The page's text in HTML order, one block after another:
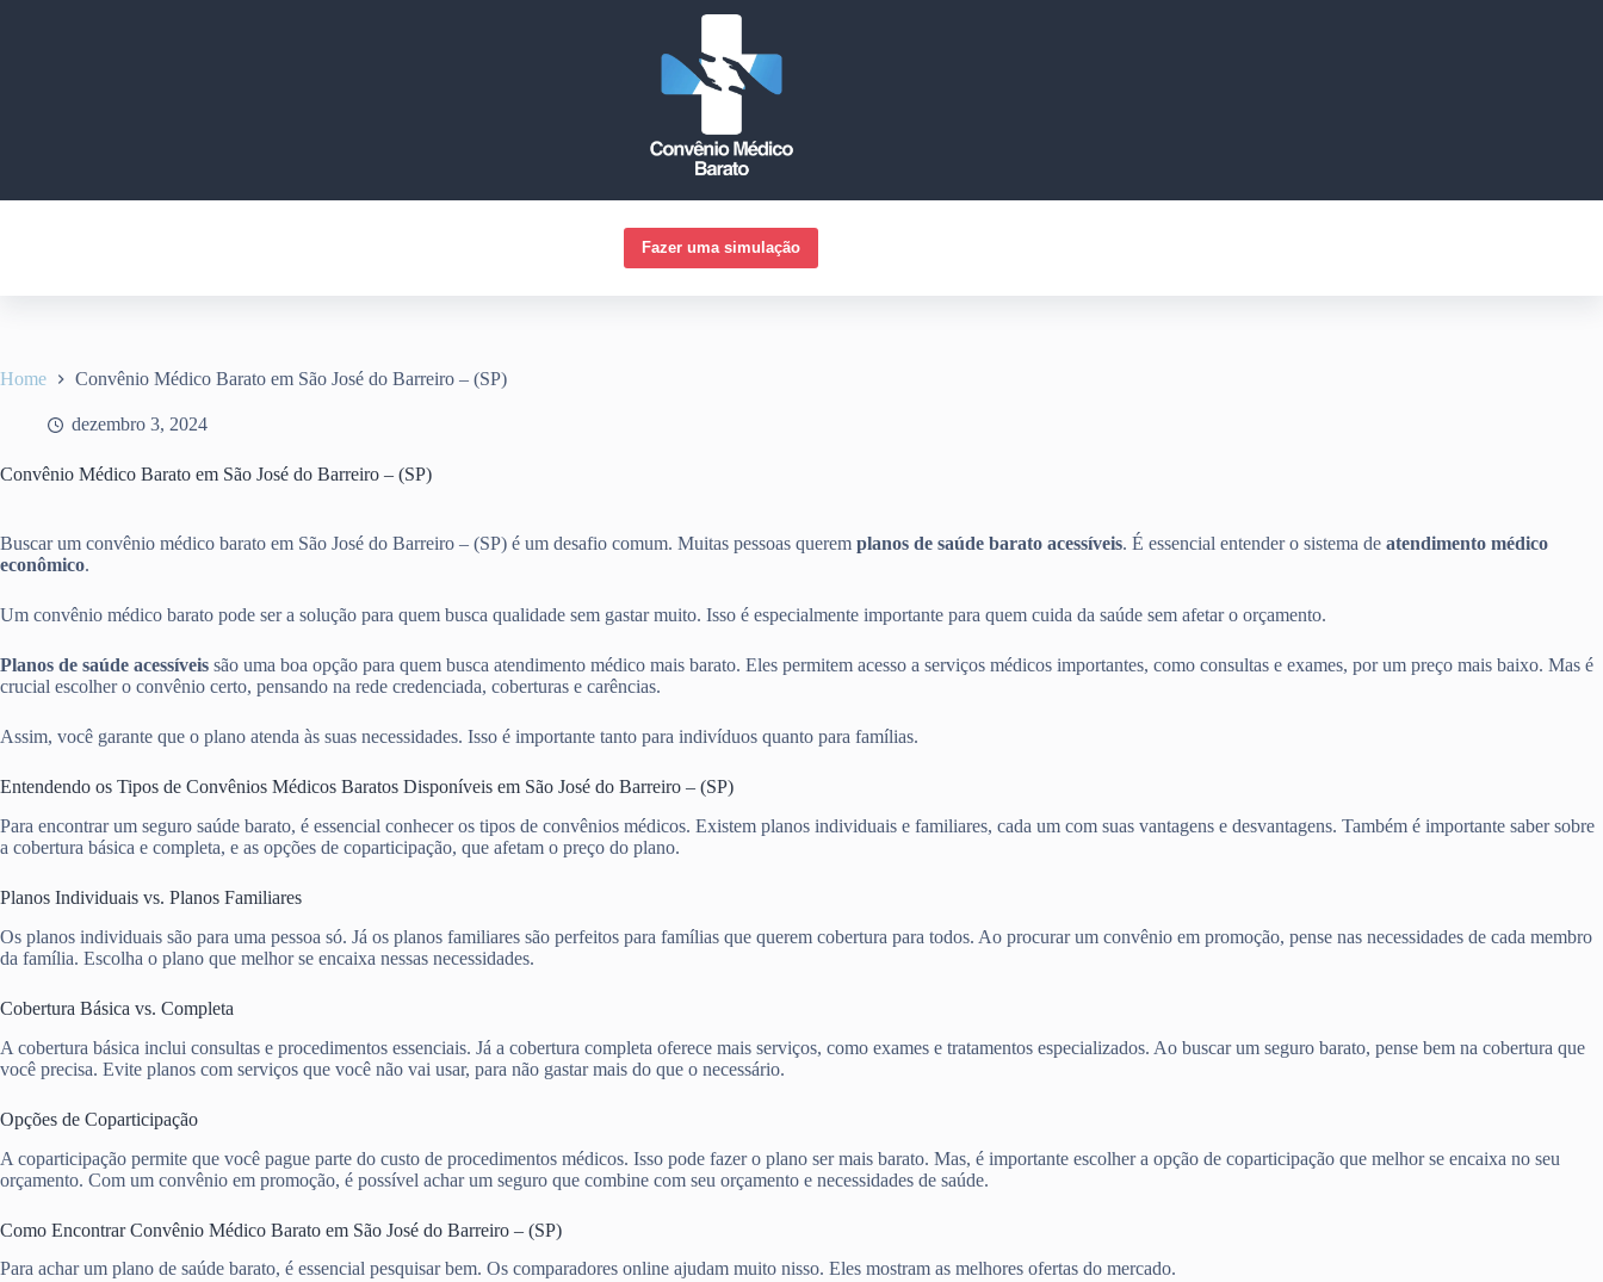
Fazer uma simulação
Home Convênio Médico Barato em São José do Barreiro – (SP)
dezembro 3, 2024
Convênio Médico Barato em São José do Barreiro – (SP)
Buscar um convênio médico barato em São José do Barreiro – (SP) é um desafio comum. Muitas pessoas querem planos de saúde barato acessíveis. É essencial entender o sistema de atendimento médico
econômico.
Um convênio médico barato pode ser a solução para quem busca qualidade sem gastar muito. Isso é especialmente importante para quem cuida da saúde sem afetar o orçamento.
Planos de saúde acessíveis são uma boa opção para quem busca atendimento médico mais barato. Eles permitem acesso a serviços médicos importantes, como consultas e exames, por um preço mais baixo. Mas é
crucial escolher o convênio certo, pensando na rede credenciada, coberturas e carências.
Assim, você garante que o plano atenda às suas necessidades. Isso é importante tanto para indivíduos quanto para famílias.
Entendendo os Tipos de Convênios Médicos Baratos Disponíveis em São José do Barreiro – (SP)
Para encontrar um seguro saúde barato, é essencial conhecer os tipos de convênios médicos. Existem planos individuais e familiares, cada um com suas vantagens e desvantagens. Também é importante saber sobre
a cobertura básica e completa, e as opções de coparticipação, que afetam o preço do plano.
Planos Individuais vs. Planos Familiares
Os planos individuais são para uma pessoa só. Já os planos familiares são perfeitos para famílias que querem cobertura para todos. Ao procurar um convênio em promoção, pense nas necessidades de cada membro
da família. Escolha o plano que melhor se encaixa nessas necessidades.
Cobertura Básica vs. Completa
A cobertura básica inclui consultas e procedimentos essenciais. Já a cobertura completa oferece mais serviços, como exames e tratamentos especializados. Ao buscar um seguro barato, pense bem na cobertura que
você precisa. Evite planos com serviços que você não vai usar, para não gastar mais do que o necessário.
Opções de Coparticipação
A coparticipação permite que você pague parte do custo de procedimentos médicos. Isso pode fazer o plano ser mais barato. Mas, é importante escolher a opção de coparticipação que melhor se encaixa no seu
orçamento. Com um convênio em promoção, é possível achar um seguro que combine com seu orçamento e necessidades de saúde.
Como Encontrar Convênio Médico Barato em São José do Barreiro – (SP)
Para achar um plano de saúde barato, é essencial pesquisar bem. Os comparadores online ajudam muito nisso. Eles mostram as melhores ofertas do mercado.